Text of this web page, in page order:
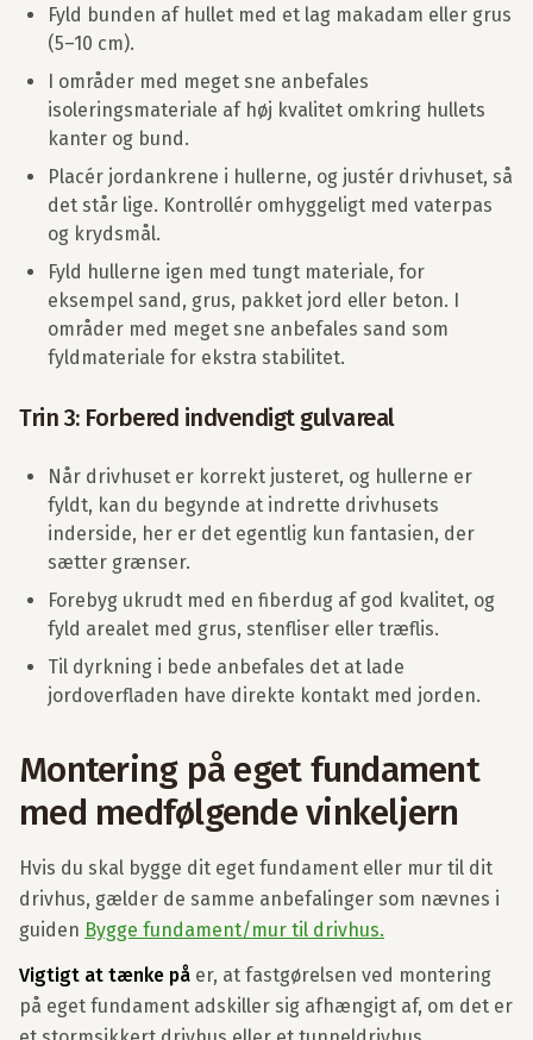
Fyld bunden af hullet med et lag makadam eller grus
(5–10 cm).
I områder med meget sne anbefales
isoleringsmateriale af høj kvalitet omkring hullets
kanter og bund.
Placér jordankrene i hullerne, og justér drivhuset, så
det står lige. Kontrollér omhyggeligt med vaterpas
og krydsmål.
Fyld hullerne igen med tungt materiale, for
eksempel sand, grus, pakket jord eller beton. I
områder med meget sne anbefales sand som
fyldmateriale for ekstra stabilitet.
Trin 3: Forbered indvendigt gulvareal
Når drivhuset er korrekt justeret, og hullerne er
fyldt, kan du begynde at indrette drivhusets
inderside, her er det egentlig kun fantasien, der
sætter grænser.
Forebyg ukrudt med en fiberdug af god kvalitet, og
fyld arealet med grus, stenfliser eller træflis.
Til dyrkning i bede anbefales det at lade
jordoverfladen have direkte kontakt med jorden.
Montering på eget fundament
med medfølgende vinkeljern
Hvis du skal bygge dit eget fundament eller mur til dit
drivhus, gælder de samme anbefalinger som nævnes i
guiden Bygge fundament/mur til drivhus.
Vigtigt at tænke på er, at fastgørelsen ved montering
på eget fundament adskiller sig afhængigt af, om det er